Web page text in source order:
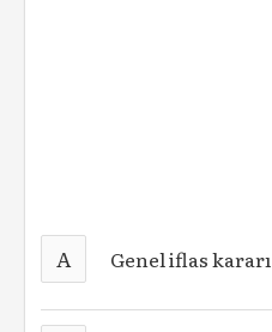
A Genel iflas kararı